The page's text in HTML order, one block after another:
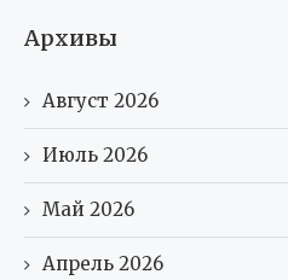
Архивы
Август 2026
Июль 2026
Май 2026
Апрель 2026